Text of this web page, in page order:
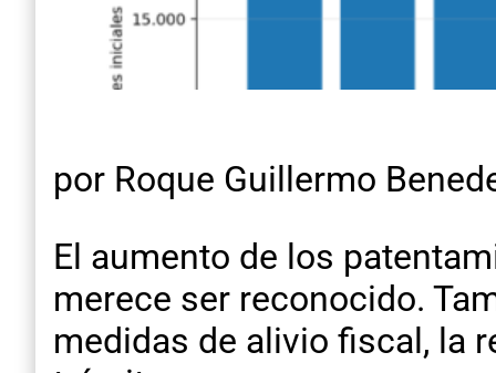
por Roque Guillermo
El aumento de los
merece ser reconocido.
medidas de alivio fiscal, la